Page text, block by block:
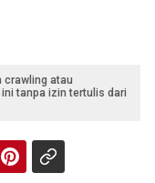
crawling atau
tanpa izin tertulis dari